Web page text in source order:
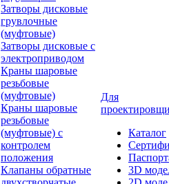
Затворы дисковые
грувлочные
(муфтовые)
Затворы дисковые с
электроприводом
Краны шаровые
резьбовые
(муфтовые)
Краны шаровые
резьбовые
(муфтовые) с
контролем
положения
Клапаны обратные
Для
Каталог
3D